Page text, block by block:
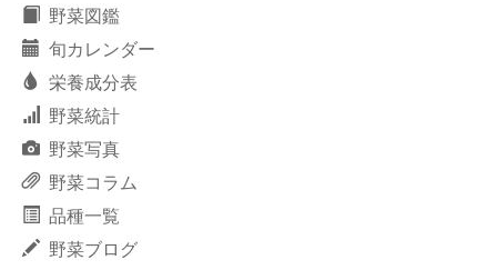
野菜図鑑
旬カレンダー
栄養成分表
野菜統計
野菜写真
野菜コラム
品種一覧
野菜ブログ